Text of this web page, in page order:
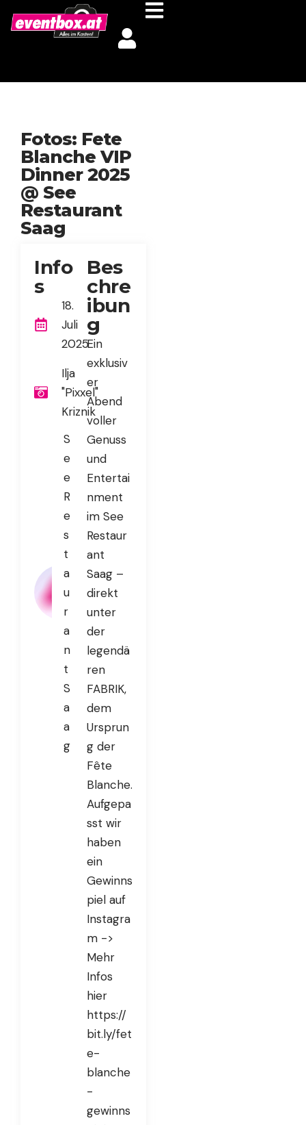
Fotos: Fete
Blanche VIP
Dinner 2025
@ See
Restaurant
Saag
Info
s
18.
Juli
2025
Ilja
"Pixxel"
Kriznik
S
e
e
R
e
s
t
a
u
r
a
n
t
S
a
a
g
Bes
chre
ibun
g
Ein
exklusiv
er
Abend
voller
Genuss
und
Entertai
nment
im See
Restaur
ant
Saag –
direkt
unter
der
legendä
ren
FABRIK,
dem
Ursprun
g der
Fête
Blanche.
Aufgepa
sst wir
haben
ein
Gewinns
piel auf
Instagra
m ->
Mehr
Infos
hier
https://
bit.ly/fet
e-
blanche
-
gewinns